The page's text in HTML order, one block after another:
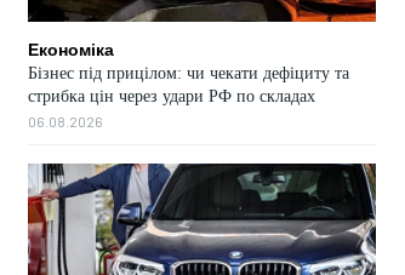
Економіка
Бізнес під прицілом: чи чекати дефіциту та
стрибка цін через удари РФ по складах
06.08.2026